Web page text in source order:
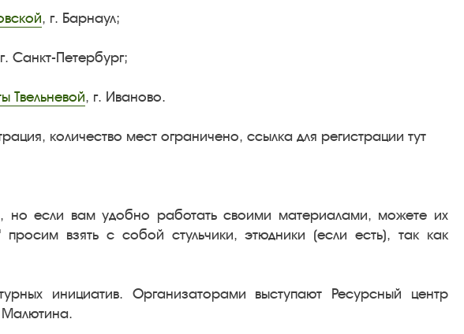
, г. Барнаул;
Санкт-Петербург;
Твельневой, г. Иваново.
количество мест ограничено, ссылка для регистрации тут
но если вам удобно работать своими материалами, можете их
взять с собой стульчики, этюдники (если есть), так как
инициатив. Организаторами выступают Ресурсный центр
Малютина.